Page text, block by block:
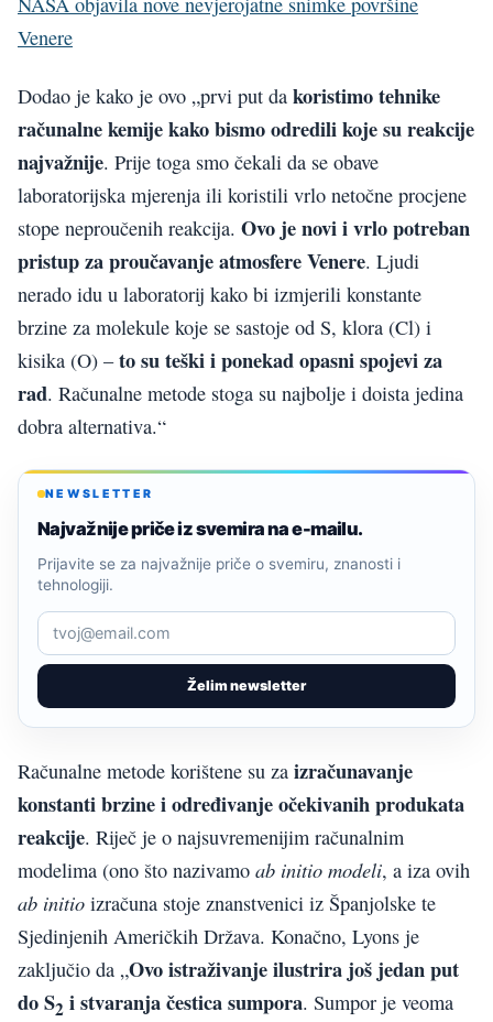
Venere
Dodao je kako je ovo „prvi put da koristimo tehnike
računalne kemije kako bismo odredili koje su reakcije
najvažnije. Prije toga smo čekali da se obave
laboratorijska mjerenja ili koristili vrlo netočne procjene
stope neproučenih reakcija. Ovo je novi i vrlo potreban
pristup za proučavanje atmosfere Venere. Ljudi
nerado idu u laboratorij kako bi izmjerili konstante
brzine za molekule koje se sastoje od S, klora (Cl) i
kisika (O) –to su teški i ponekad opasni spojevi za
rad. Računalne metode stoga su najbolje i doista jedina
dobra alternativa.“
NEWSLETTER
Najvažnije priče iz svemira na e-mailu.
Želim newsletter
Prijavite se za najvažnije priče o svemiru, znanosti i
tehnologiji.
Računalne metode korištene su za izračunavanje
konstanti brzine i određivanje očekivanih produkata
reakcije. Riječ je o najsuvremenijim računalnim
modelima (ono što nazivamo ab initio modeli, a iza ovih
ab initio izračuna stoje znanstvenici iz Španjolske te
Sjedinjenih Američkih Država. Konačno, Lyons je
zaključio da „Ovo istraživanje ilustrira još jedan put
do S2 i stvaranja čestica sumpora. Sumpor je veoma